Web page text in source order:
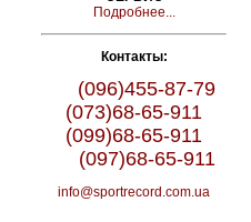
Подробнее...
Контакты:
(096)455-87-79
(073)68-65-911
(099)68-65-911
(097)68-65-911
info@sportrecord.com.ua